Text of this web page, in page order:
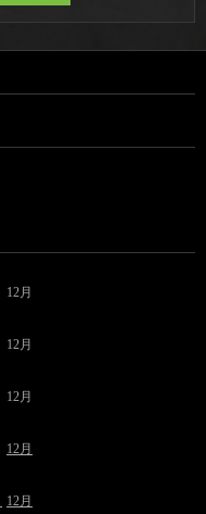
12月
12月
12月
12月
12月